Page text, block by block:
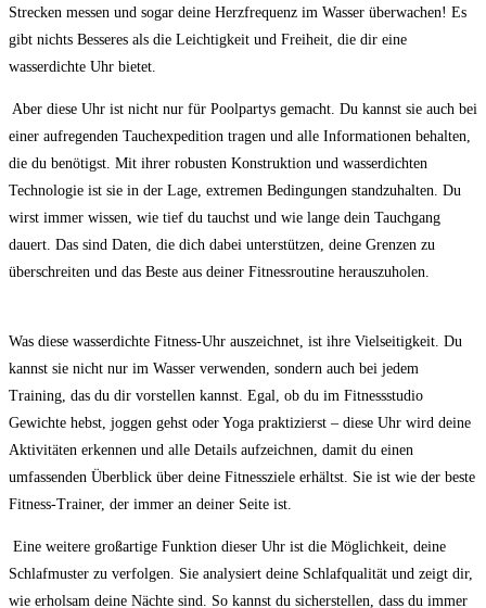
Strecken messen⁢ und sogar deine Herzfrequenz im Wasser ‌überwachen! Es
gibt nichts Besseres als die Leichtigkeit und Freiheit, die dir⁢ eine
wasserdichte Uhr bietet.
‌ Aber diese Uhr ‌ist nicht nur für Poolpartys ​gemacht.‍ Du⁣ kannst‌ sie‌ auch bei
einer aufregenden Tauchexpedition ⁣tragen und alle Informationen behalten,
die du benötigst. Mit ihrer‌ robusten Konstruktion und wasserdichten
Technologie ist⁢ sie in ‌der ⁢Lage, extremen Bedingungen standzuhalten. Du​
wirst‌ immer wissen, wie tief du ⁣tauchst und wie lange dein Tauchgang
dauert. Das ‍sind⁢ Daten, die dich dabei unterstützen, deine Grenzen zu
überschreiten und‌ das Beste aus deiner Fitnessroutine herauszuholen.
Was diese‍ wasserdichte Fitness-Uhr auszeichnet, ist ihre Vielseitigkeit. Du
kannst sie nicht nur im Wasser verwenden, sondern auch bei jedem
Training, das du dir vorstellen kannst. Egal, ob du im Fitnessstudio⁤
Gewichte hebst, joggen gehst oder Yoga ‍praktizierst – diese ‍Uhr wird deine
Aktivitäten erkennen ⁣und alle Details aufzeichnen, damit‌ du einen
umfassenden Überblick ‍über deine​ Fitnessziele erhältst. ​Sie ist wie der beste
Fitness-Trainer, der⁢ immer an deiner Seite ist.
⁣ Eine‍ weitere‍ großartige Funktion dieser Uhr ‌ist die ‍Möglichkeit, deine
Schlafmuster zu⁣ verfolgen. Sie analysiert deine Schlafqualität und zeigt dir,
wie erholsam deine Nächte sind. So kannst‌ du sicherstellen, dass du⁣ immer